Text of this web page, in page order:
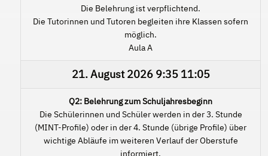
Die Belehrung ist verpflichtend.
Die Tutorinnen und Tutoren begleiten ihre Klassen sofern
möglich.
Aula A
21. August 20269:35 11:05
Q2: Belehrung zum Schuljahresbeginn
Die Schülerinnen und Schüler werden in der 3. Stunde
(MINT-Profile) oder in der 4. Stunde (übrige Profile) über
wichtige Abläufe im weiteren Verlauf der Oberstufe
informiert.